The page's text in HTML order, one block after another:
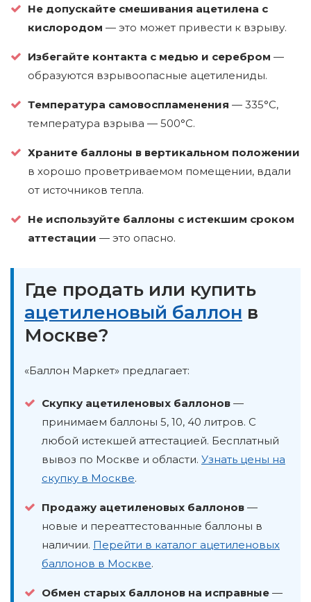
Не допускайте смешивания ацетилена с
кислородом — это может привести к взрыву.
Избегайте контакта с медью и серебром —
образуются взрывоопасные ацетилениды.
Температура самовоспламенения — 335°C,
температура взрыва — 500°C.
Храните баллоны в вертикальном положении
в хорошо проветриваемом помещении, вдали
от источников тепла.
Не используйте баллоны с истекшим сроком
аттестации — это опасно.
Где продать или купить
ацетиленовый баллон в
Москве?
«Баллон Маркет» предлагает:
Скупку ацетиленовых баллонов —
принимаем баллоны 5, 10, 40 литров. С
любой истекшей аттестацией. Бесплатный
вывоз по Москве и области. Узнать цены на
скупку в Москве.
Продажу ацетиленовых баллонов —
новые и переаттестованные баллоны в
наличии. Перейти в каталог ацетиленовых
баллонов в Москве.
Обмен старых баллонов на исправные —